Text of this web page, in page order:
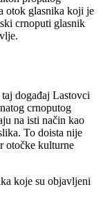
otok glasnika koji je
crnoputi glasnik
događaj Lastovci
crnoputog
na isti način kao
To doista nije
otočke kulturne
koje su objavljeni